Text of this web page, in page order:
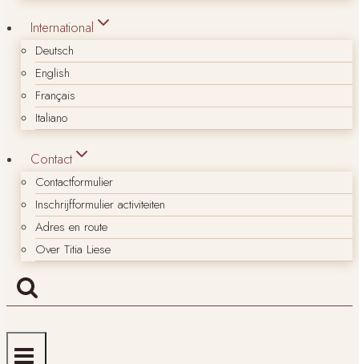
International
Deutsch
English
Français
Italiano
Contact
Contactformulier
Inschrijfformulier activiteiten
Adres en route
Over Titia Liese